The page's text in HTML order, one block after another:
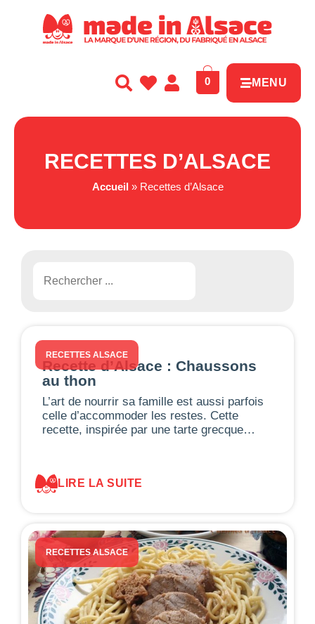
0 MENU
RECETTES D’ALSACE
Accueil » Recettes d’Alsace
RECETTES ALSACE
Recette d’Alsace : Chaussons
au thon
L’art de nourrir sa famille est aussi parfois
celle d’accommoder les restes. Cette
recette, inspirée par une tarte grecque…
LIRE LA SUITE
RECETTES ALSACE